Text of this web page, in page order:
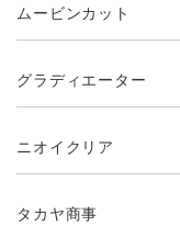
ムービンカット
グラディエーター
ニオイクリア
タカヤ商事